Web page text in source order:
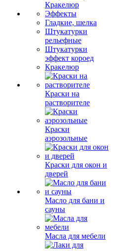
Кракелюр
Эффекты
Гладкие, шелка
Штукатурки
рельефные
Штукатурки
эффект короед
Кракелюр
Краски на
растворителе
Краски
аэрозольные
Краски для окон и
дверей
Масло для бани и
сауны
Масла для мебели